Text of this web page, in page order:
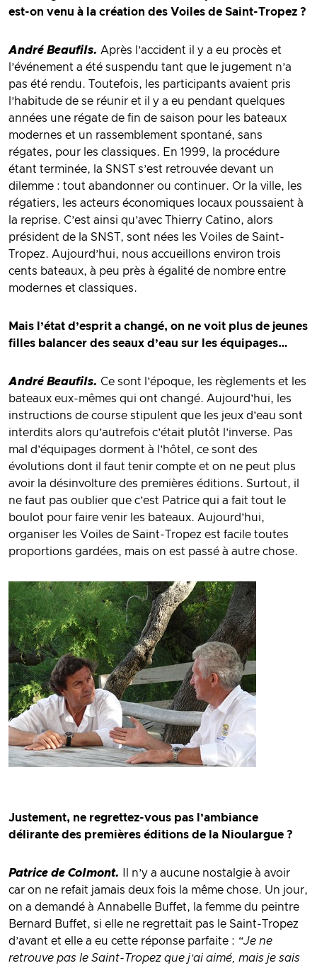
est-on venu à la création des Voiles de Saint-Tropez ?
André Beaufils. Après l’accident il y a eu procès et
l’événement a été suspendu tant que le jugement n’a
pas été rendu. Toutefois, les participants avaient pris
l’habitude de se réunir et il y a eu pendant quelques
années une régate de fin de saison pour les bateaux
modernes et un rassemblement spontané, sans
régates, pour les classiques. En 1999, la procédure
étant terminée, la SNST s’est retrouvée devant un
dilemme : tout abandonner ou continuer. Or la ville, les
régatiers, les acteurs économiques locaux poussaient à
la reprise. C’est ainsi qu’avec Thierry Catino, alors
président de la SNST, sont nées les Voiles de Saint-
Tropez. Aujourd’hui, nous accueillons environ trois
cents bateaux, à peu près à égalité de nombre entre
modernes et classiques.
Mais l’état d’esprit a changé, on ne voit plus de jeunes
filles balancer des seaux d’eau sur les équipages…
André Beaufils. Ce sont l’époque, les règlements et les
bateaux eux-mêmes qui ont changé. Aujourd’hui, les
instructions de course stipulent que les jeux d’eau sont
interdits alors qu’autrefois c’était plutôt l’inverse. Pas
mal d’équipages dorment à l’hôtel, ce sont des
évolutions dont il faut tenir compte et on ne peut plus
avoir la désinvolture des premières éditions. Surtout, il
ne faut pas oublier que c’est Patrice qui a fait tout le
boulot pour faire venir les bateaux. Aujourd’hui,
organiser les Voiles de Saint-Tropez est facile toutes
proportions gardées, mais on est passé à autre chose.
Justement, ne regrettez-vous pas l’ambiance
délirante des premières éditions de la Nioulargue ?
Patrice de Colmont.
Il n’y a aucune nostalgie à avoir
car on ne refait jamais deux fois la même chose. Un jour,
on a demandé à Annabelle Buffet, la femme du peintre
Bernard Buffet, si elle ne regrettait pas le Saint-Tropez
d’avant et elle a eu cette réponse parfaite : “Je ne
retrouve pas le Saint-Tropez que j’ai aimé, mais je sais